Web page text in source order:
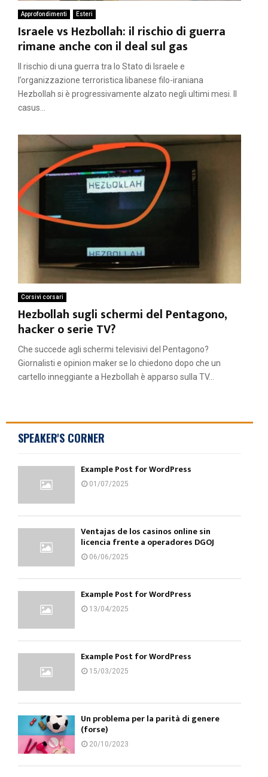
Approfondimenti Esteri
Israele vs Hezbollah: il rischio di guerra
rimane anche con il deal sul gas
Il rischio di una guerra tra lo Stato di Israele e
l’organizzazione terroristica libanese filo-iraniana
Hezbollah si è progressivamente alzato negli ultimi mesi. Il
casus...
Corsivi corsari
Hezbollah sugli schermi del Pentagono,
hacker o serie TV?
Che succede agli schermi televisivi del Pentagono?
Giornalisti e opinion maker se lo chiedono dopo che un
cartello inneggiante a Hezbollah è apparso sulla TV...
SPEAKER'S CORNER
Example Post for WordPress
01/07/2025
Ventajas de los casinos online sin
licencia frente a operadores DGOJ
06/06/2025
Example Post for WordPress
13/04/2025
Example Post for WordPress
15/03/2025
Un problema per la parità di genere
(forse)
20/10/2023